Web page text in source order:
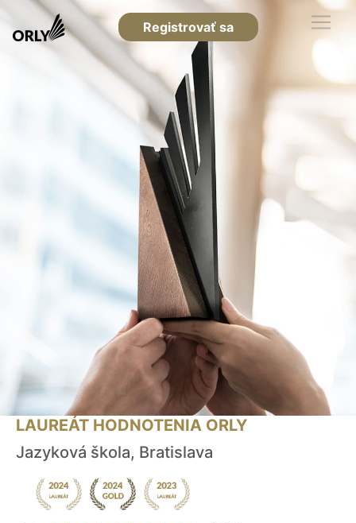
Registrovať sa
LAUREÁT HODNOTENIA ORLY
Jazyková škola, Bratislava